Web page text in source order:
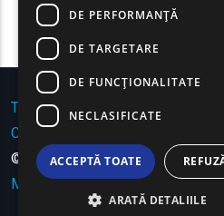
Termeni de utilizare | Politica de
Contact
© Copyright 2024 - Toate
Macedonia de Est și Tracia.
DE PERFORMANȚĂ
DE TARGETARE
DE FUNCŢIONALITATE
NECLASIFICATE
ACCEPTĂ TOATE
ARATĂ DETALIILE